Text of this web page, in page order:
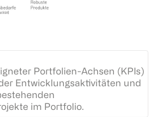
Portfolien-Achsen (KPIs)
Entwicklungsaktivitäten und
im Portfolio.